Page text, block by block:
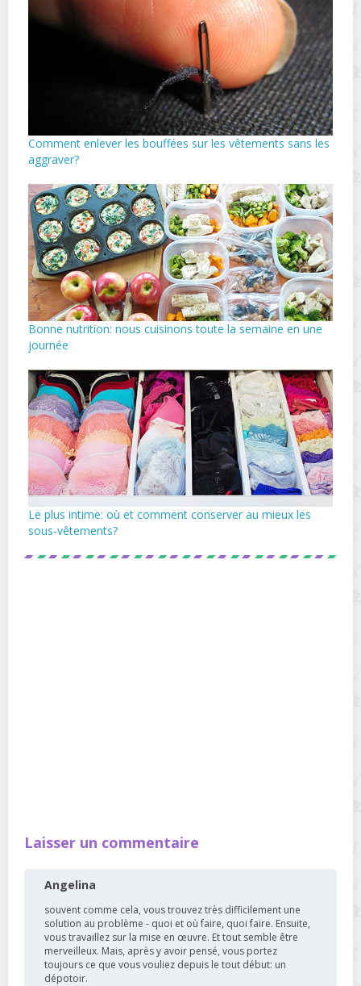
Comment enlever les bouffées sur les vêtements sans les
aggraver?
Bonne nutrition: nous cuisinons toute la semaine en une
journée
Le plus intime: où et comment conserver au mieux les
sous-vêtements?
Laisser un commentaire
Angelina
souvent comme cela, vous trouvez très difficilement une
solution au problème - quoi et où faire, quoi faire. Ensuite,
vous travaillez sur la mise en œuvre. Et tout semble être
merveilleux. Mais, après y avoir pensé, vous portez
toujours ce que vous vouliez depuis le tout début: un
dépotoir.